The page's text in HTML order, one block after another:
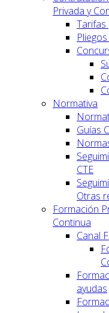
Privada y
Tarifas
Normativa
Guías
CTE
Otras
Formación
Continua
Canal
ayudas